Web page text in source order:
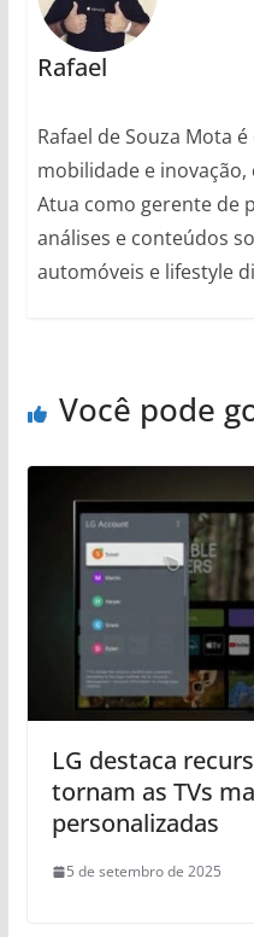
Rafael
Rafael de Souza Mota
mobilidade e
Atua como gerente de
análises e conteúdos
automóveis e lifestyle
Você pode
LG destaca
tornam as TVs
personalizadas
5 de setembro de 2025